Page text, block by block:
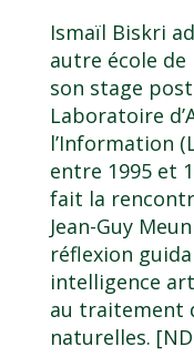
Ismaïl Biskri
autre école de
son stage
Laboratoire
l’Information
entre 1995 et
fait la
Jean-Guy
réflexion
intelligence
au traitement
naturelles.